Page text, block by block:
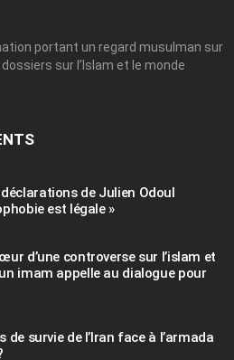
portant un regard musulman sur
sur l’Islam et le monde
de Julien Odoul
est légale »
d’une controverse sur l’islam et
imam appelle au dialogue pour
de survie de l’Iran face à l’armada